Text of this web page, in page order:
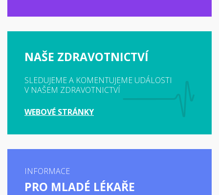
NAŠE ZDRAVOTNICTVÍ
SLEDUJEME A KOMENTUJEME UDÁLOSTI
V NAŠEM ZDRAVOTNICTVÍ
WEBOVÉ STRÁNKY
INFORMACE
PRO MLADÉ LÉKAŘE